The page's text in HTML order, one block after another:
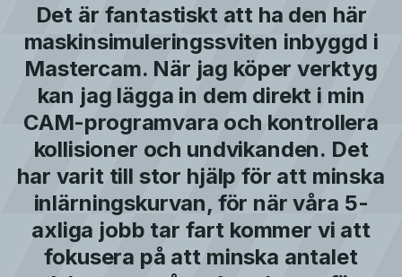
Det är fantastiskt att ha den här
maskinsimuleringssviten inbyggd i
Mastercam. När jag köper verktyg
kan jag lägga in dem direkt i min
CAM-programvara och kontrollera
kollisioner och undvikanden. Det
har varit till stor hjälp för att minska
inlärningskurvan, för när våra 5-
axliga jobb tar fart kommer vi att
fokusera på att minska antalet